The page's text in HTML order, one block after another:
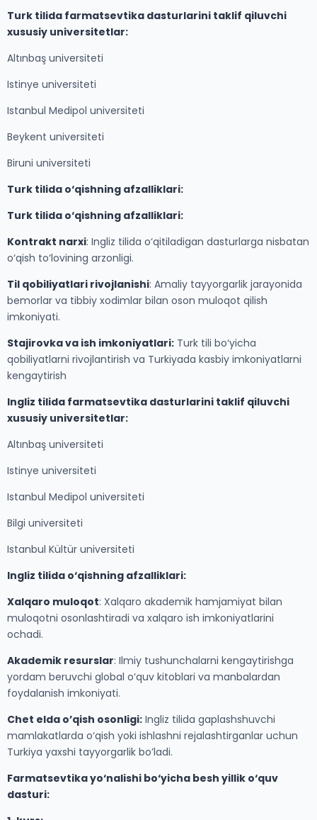
Turk tilida farmatsevtika dasturlarini taklif qiluvchi
xususiy universitetlar:
Altınbaş universiteti
Istinye universiteti
Istanbul Medipol universiteti
Beykent universiteti
Biruni universiteti
Turk tilida o‘qishning afzalliklari:
Turk tilida o‘qishning afzalliklari:
Kontrakt narxi: Ingliz tilida o‘qitiladigan dasturlarga nisbatan
o‘qish to‘lovining arzonligi.
Til qobiliyatlari rivojlanishi: Amaliy tayyorgarlik jarayonida
bemorlar va tibbiy xodimlar bilan oson muloqot qilish
imkoniyati.
Stajirovka va ish imkoniyatlari: Turk tili bo‘yicha
qobiliyatlarni rivojlantirish va Turkiyada kasbiy imkoniyatlarni
kengaytirish
Ingliz tilida farmatsevtika dasturlarini taklif qiluvchi
xususiy universitetlar:
Altınbaş universiteti
Istinye universiteti
Istanbul Medipol universiteti
Bilgi universiteti
Istanbul Kültür universiteti
Ingliz tilida o‘qishning afzalliklari:
Xalqaro muloqot: Xalqaro akademik hamjamiyat bilan
muloqotni osonlashtiradi va xalqaro ish imkoniyatlarini
ochadi.
Akademik resurslar: Ilmiy tushunchalarni kengaytirishga
yordam beruvchi global o‘quv kitoblari va manbalardan
foydalanish imkoniyati.
Chet elda o’qish osonligi: Ingliz tilida gaplashshuvchi
mamlakatlarda o‘qish yoki ishlashni rejalashtirganlar uchun
Turkiya yaxshi tayyorgarlik bo’ladi.
Farmatsevtika yo‘nalishi bo‘yicha besh yillik o‘quv
dasturi: